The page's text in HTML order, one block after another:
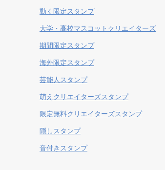
動く限定スタンプ
大学・高校マスコットクリエイターズ
期間限定スタンプ
海外限定スタンプ
芸能人スタンプ
萌えクリエイターズスタンプ
限定無料クリエイターズスタンプ
隠しスタンプ
音付きスタンプ